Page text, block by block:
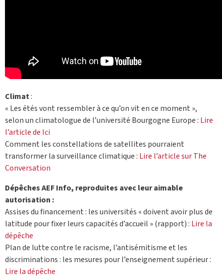
Climat:
« Les étés vont ressembler à ce qu’on vit en ce moment »,
selon un climatologue de l’université Bourgogne Europe : Lire
l’article de Ici
Comment les constellations de satellites pourraient
transformer la surveillance climatique : Lire l’article sur The
Conversation
Dépêches AEF Info, reproduites avec leur aimable
autorisation :
Assises du financement : les universités « doivent avoir plus de
latitude pour fixer leurs capacités d’accueil » (rapport) : Lire la
dépêche
Plan de lutte contre le racisme, l’antisémitisme et les
discriminations : les mesures pour l’enseignement supérieur :
Lire la dépêche